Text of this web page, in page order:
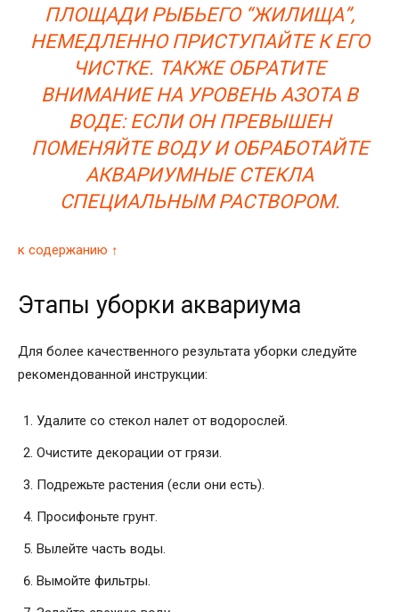
ПЛОЩАДИ РЫБЬЕГО “ЖИЛИЩА”,
НЕМЕДЛЕННО ПРИСТУПАЙТЕ К ЕГО
ЧИСТКЕ. ТАКЖЕ ОБРАТИТЕ
ВНИМАНИЕ НА УРОВЕНЬ АЗОТА В
ВОДЕ: ЕСЛИ ОН ПРЕВЫШЕН
ПОМЕНЯЙТЕ ВОДУ И ОБРАБОТАЙТЕ
АКВАРИУМНЫЕ СТЕКЛА
СПЕЦИАЛЬНЫМ РАСТВОРОМ.
к содержанию ↑
Этапы уборки аквариума
Для более качественного результата уборки следуйте
рекомендованной инструкции:
Удалите со стекол налет от водорослей.
Очистите декорации от грязи.
Подрежьте растения (если они есть).
Просифоньте грунт.
Вылейте часть воды.
Вымойте фильтры.